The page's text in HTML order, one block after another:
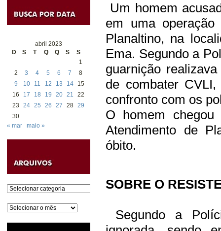
abril 2023
D
S T Q Q S
S
1
2
3 4 5 6 7
8
9
10 11 12 13 14
15
16
17 18 19 20 21
22
23
24 25 26 27 28 29
30
« mar
maio »
Categorias
Arquivos
Um homem
em uma
Planaltino, na
Ema. Segundo a
guarnição
de combater
confronto com os
O homem
Atendimento de
óbito.
SOBRE O
Segundo a